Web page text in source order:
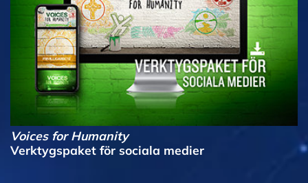
Voices for Humanity
Verktygspaket för sociala medier